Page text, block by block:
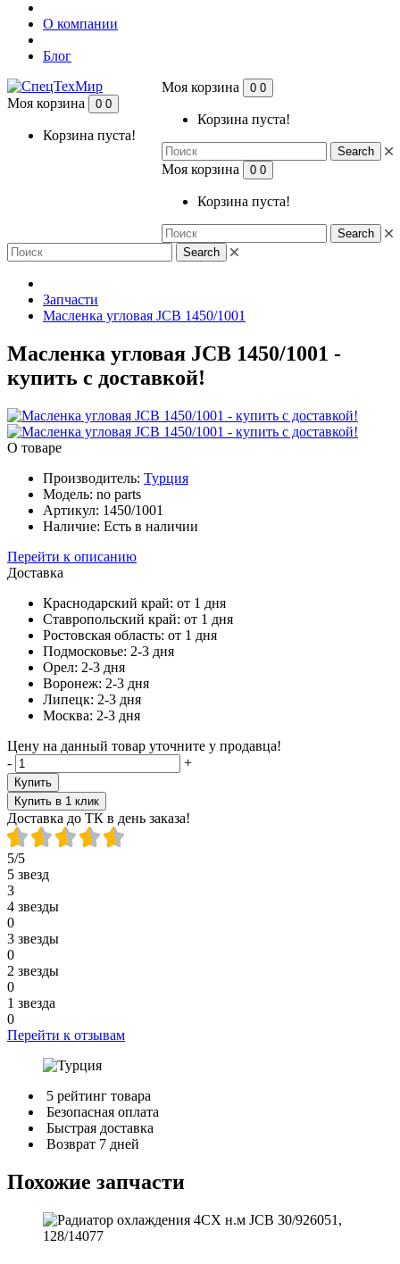
О компании
Блог
Моя корзина 0 0
Корзина пуста!
Search
Моя корзина 0 0
Корзина пуста!
Search
Моя корзина 0 0
Корзина пуста!
Search
Запчасти
Масленка угловая JCB 1450/1001
Масленка угловая JCB 1450/1001 -
купить с доставкой!
О товаре
Производитель: Турция
Модель: no parts
Артикул: 1450/1001
Наличие: Есть в наличии
Перейти к описанию
Доставка
Краснодарский край: от 1 дня
Ставропольский край: от 1 дня
Ростовская область: от 1 дня
Подмосковье: 2-3 дня
Орел: 2-3 дня
Воронеж: 2-3 дня
Липецк: 2-3 дня
Москва: 2-3 дня
Цену на данный товар уточните у продавца!
-
+
Купить
Купить в 1 клик
Доставка до ТК в день заказа!
5/5
5 звезд
3
4 звезды
0
3 звезды
0
2 звезды
0
1 звезда
0
Перейти к отзывам
5 рейтинг товара
Безопасная оплата
Быстрая доставка
Возврат 7 дней
Похожие запчасти